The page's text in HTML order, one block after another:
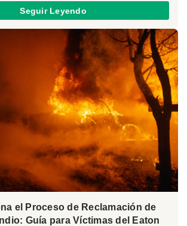
Seguir Leyendo
el Proceso de Reclamación de
Guía para Víctimas del Eaton